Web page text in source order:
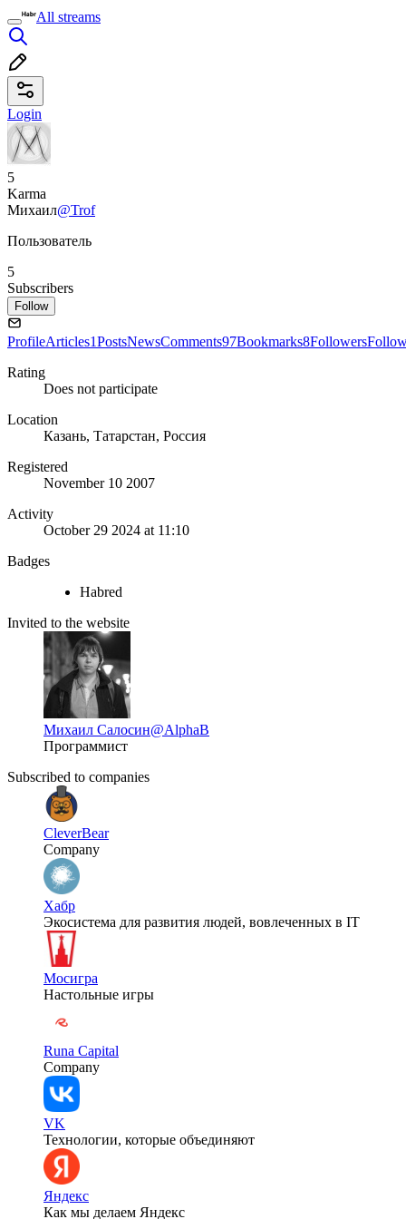
All streams
Login
5
Karma
Михаил@Trof
Пользователь
5
Subscribers
Follow
ProfileArticles1PostsNewsComments97Bookmarks8Followers
Rating
Does not participate
Location
Казань, Татарстан, Россия
Registered
November 10 2007
Activity
October 29 2024 at 11:10
Badges
Habred
Invited to the website
Михаил Салосин@AlphaB
Программист
Subscribed to companies
CleverBear
Company
Хабр
Экосистема для развития людей, вовлеченных в IT
Мосигра
Настольные игры
Runa Capital
Company
VK
Технологии, которые объединяют
Яндекс
Как мы делаем Яндекс